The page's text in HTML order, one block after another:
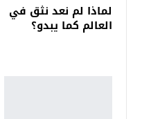
لماذا لم نعد نثق في
العالم كما يبدو؟